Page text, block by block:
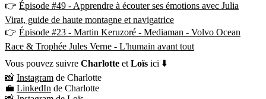
👉 Épisode #49 - Apprendre à écouter ses émotions avec Julia
Virat, guide de haute montagne et navigatrice
👉 Épisode #23 - Martin Keruzoré - Mediaman - Volvo Ocean
Race & Trophée Jules Verne - L'humain avant tout
Vous pouvez suivre Charlotte etLoïs ici ⬇️
📸 Instagram de Charlotte
💼 LinkedIn de Charlotte